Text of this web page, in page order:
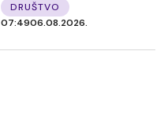
DRUŠTVO
07:4906.08.2026.